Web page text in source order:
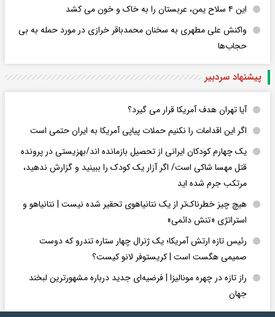
این ۴ سلاح یمن، عربستان را به خاک و خون می کشد
واکنش علی مطهری به سخنان محمدباقر خرازی در مورد حمله به بی
حجاب‌ها
پیشنهاد سردبیر
آیا تهران هدف آمریکا قرار می گیرد؟
اگر این اقدامات را نکنیم حملات پیاپی آمریکا به ایران حتمی است
یک چهارم کودکان ایرانی از تحصیل بازمانده اند/بهزیستی در پرونده
قتل مهسا شاکی است/ اگر آزار یک کودک را ببینید و گزارش ندهید،
مرتکب جرم شده اید
هیچ چیز خطرناک‌تر از یک نتانیاهوی تحقیر شده نیست | نتانیاهو و
استراتژی «تنش دائمی»
رئیس تازه ارتش آمریکا؛ یک ژنرال چهار ستاره تندرو که دوست
صمیمی هگست است | کریستوفر لانو کیست؟
راز تازه در چهره مونالیزا | فرضیه‌ای جدید درباره مشهورترین لبخند
جهان